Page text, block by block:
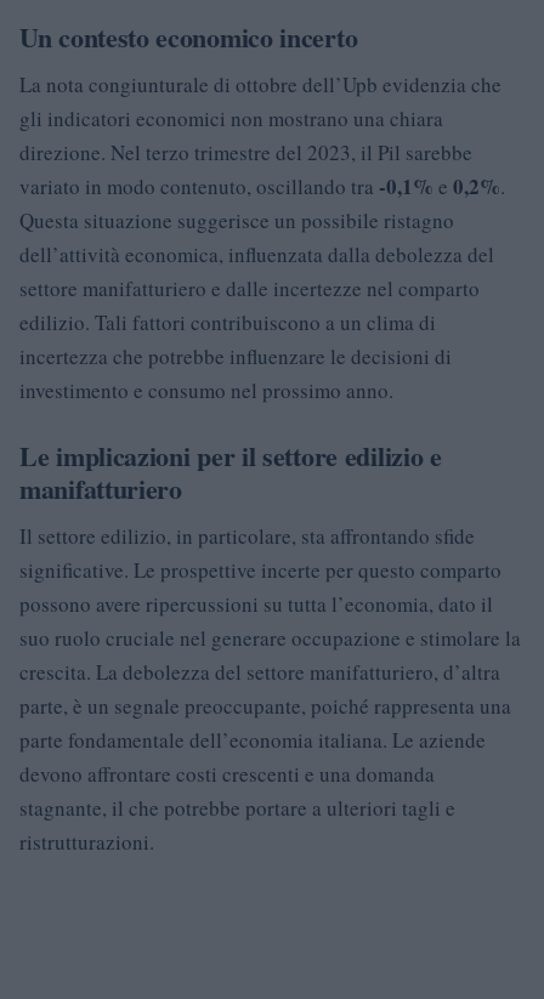
Un contesto economico incerto
La nota congiunturale di ottobre dell’Upb evidenzia che
gli indicatori economici non mostrano una chiara
direzione. Nel terzo trimestre del 2023, il Pil sarebbe
variato in modo contenuto, oscillando tra -0,1% e 0,2%.
Questa situazione suggerisce un possibile ristagno
dell’attività economica, influenzata dalla debolezza del
settore manifatturiero e dalle incertezze nel comparto
edilizio. Tali fattori contribuiscono a un clima di
incertezza che potrebbe influenzare le decisioni di
investimento e consumo nel prossimo anno.
Le implicazioni per il settore edilizio e
manifatturiero
Il settore edilizio, in particolare, sta affrontando sfide
significative. Le prospettive incerte per questo comparto
possono avere ripercussioni su tutta l’economia, dato il
suo ruolo cruciale nel generare occupazione e stimolare la
crescita. La debolezza del settore manifatturiero, d’altra
parte, è un segnale preoccupante, poiché rappresenta una
parte fondamentale dell’economia italiana. Le aziende
devono affrontare costi crescenti e una domanda
stagnante, il che potrebbe portare a ulteriori tagli e
ristrutturazioni.